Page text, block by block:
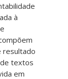
à
resultado
textos
em